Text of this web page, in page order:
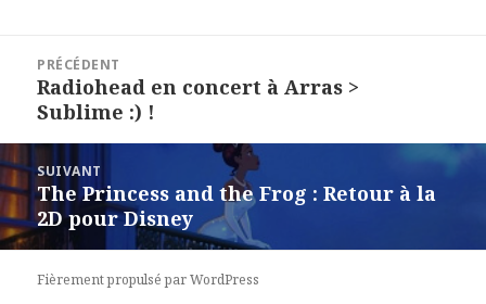
l’article
PRÉCÉDENT
Article
précédent :
Radiohead en concert à Arras >
Sublime :) !
SUIVANT
Article
suivant :
The Princess and the Frog : Retour à la
2D pour Disney
Fièrement propulsé par WordPress